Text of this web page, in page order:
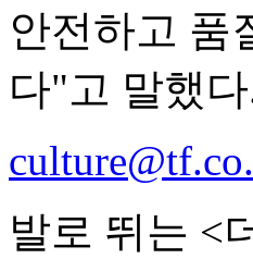
안전하고 품
다"고 말했
발로 뛰는 <